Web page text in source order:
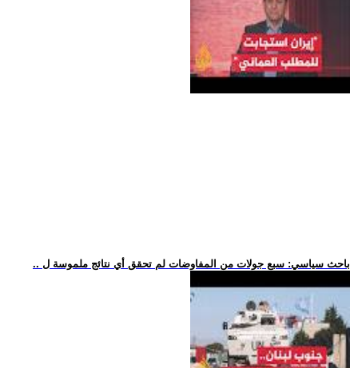
.. باحث سياسي: سبع جولات من المفاوضات لم تحقق أي نتائج ملموسة ل